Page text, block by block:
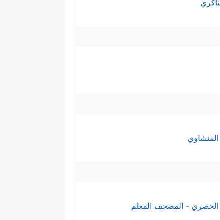
الحصري - المصحف المعلم